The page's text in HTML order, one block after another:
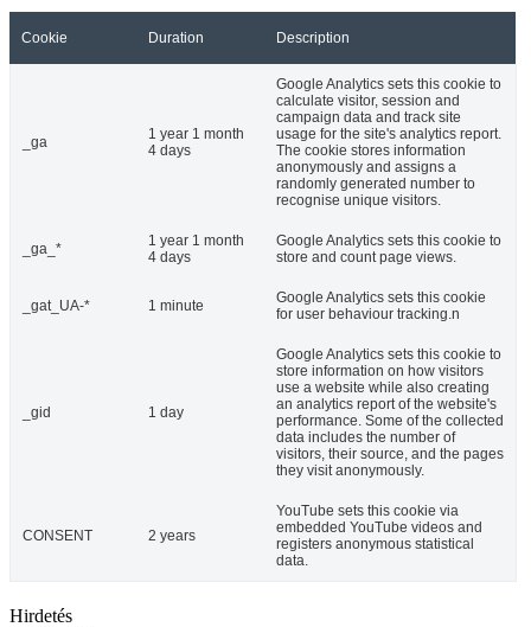
Cookie Duration Description
_ga
1 year 1 month
4 days
Google Analytics sets this cookie to
calculate visitor, session and
campaign data and track site
usage for the site's analytics report.
The cookie stores information
anonymously and assigns a
randomly generated number to
recognise unique visitors.
_ga_*
1 year 1 month
4 days
Google Analytics sets this cookie to
store and count page views.
_gat_UA-* 1 minute
Google Analytics sets this cookie
for user behaviour tracking.n
_gid 1 day
Google Analytics sets this cookie to
store information on how visitors
use a website while also creating
an analytics report of the website's
performance. Some of the collected
data includes the number of
visitors, their source, and the pages
they visit anonymously.
CONSENT 2 years
YouTube sets this cookie via
embedded YouTube videos and
registers anonymous statistical
data.
Hirdetés